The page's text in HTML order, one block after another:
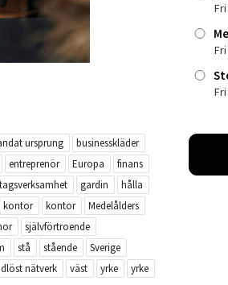
ursprung
businesskläder
entreprenör Europa
finans
gardin
hålla
kontor kontor
Medelålders
självförtroende
stå stående
Sverige
nätverk väst yrke
yrke